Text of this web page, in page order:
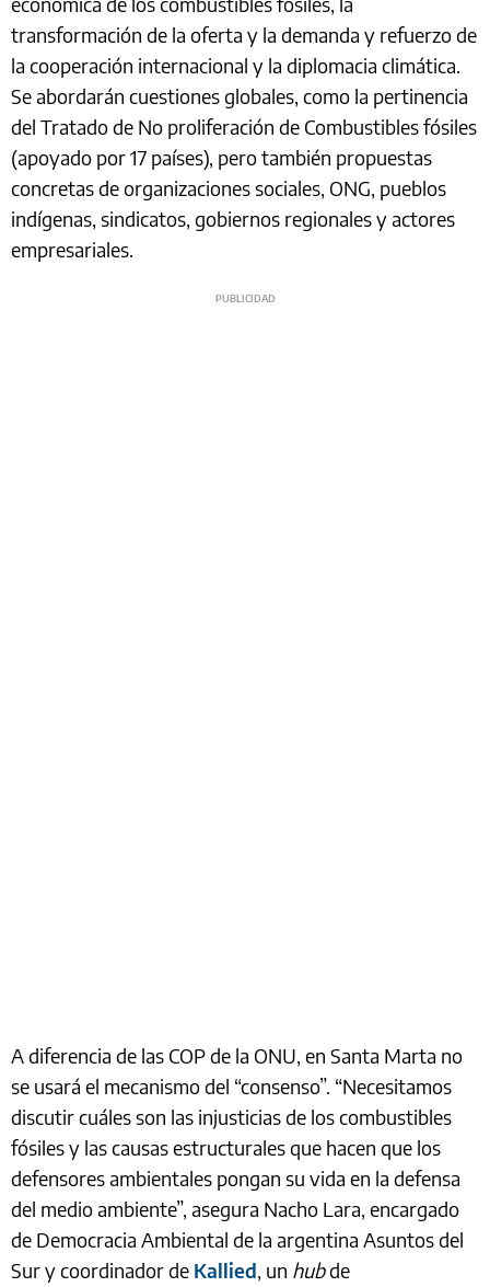
transformación de la oferta y la demanda y refuerzo de
la cooperación internacional y la diplomacia climática.
Se abordarán cuestiones globales, como la pertinencia
del Tratado de No proliferación de Combustibles fósiles
(apoyado por 17 países), pero también propuestas
concretas de organizaciones sociales, ONG, pueblos
indígenas, sindicatos, gobiernos regionales y actores
empresariales.
A diferencia de las COP de la ONU, en Santa Marta no
se usará el mecanismo del “consenso”. “Necesitamos
discutir cuáles son las injusticias de los combustibles
fósiles y las causas estructurales que hacen que los
defensores ambientales pongan su vida en la defensa
del medio ambiente”, asegura Nacho Lara, encargado
de Democracia Ambiental de la argentina Asuntos del
Sur y coordinador de Kallied, un hubde